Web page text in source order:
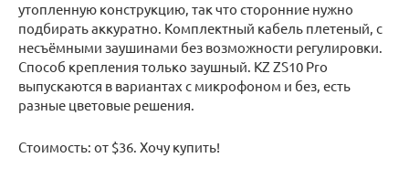
утопленную конструкцию, так что сторонние нужно
подбирать аккуратно. Комплектный кабель плетеный, с
несъёмными заушинами без возможности регулировки.
Способ крепления только заушный. KZ ZS10 Pro
выпускаются в вариантах с микрофоном и без, есть
разные цветовые решения.
Стоимость: от $36. Хочу купить!